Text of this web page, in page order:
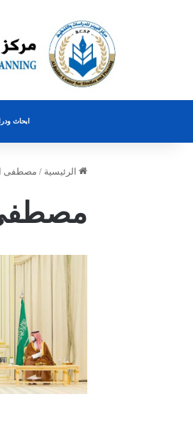
ابحاث
الرئيسية / مصطفى